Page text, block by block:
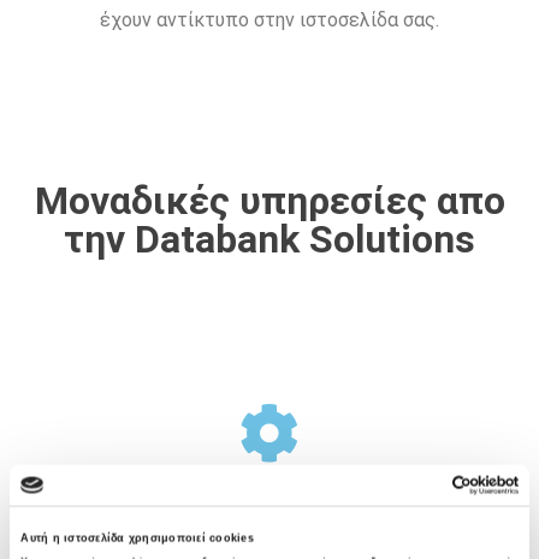
Αυτή η ιστοσελίδα χρησιμοποιεί cookies
έχουν αντίκτυπο στην ιστοσελίδα σας.
Μοναδικές υπηρεσίες απο
την Databank Solutions
Σχεδιασμός Υποδομής
Η Databank Solutions προσφέρει μια ολοκληρωμένη